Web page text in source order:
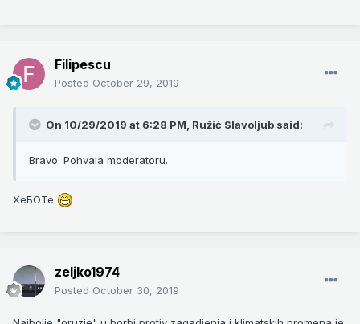
Filipescu
Posted October 29, 2019
On 10/29/2019 at 6:28 PM, Ružić Slavoljub said:
Bravo. Pohvala moderatoru.
ХеБОТе
zeljko1974
Posted October 30, 2019